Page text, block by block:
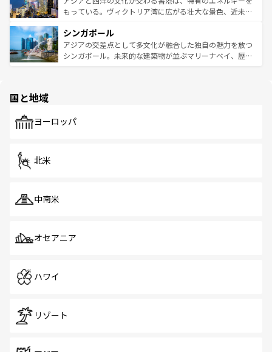
が旅行者を迎えてくれるので、きっと忘れられない旅にな
参照してほしい。
いビーチでリゾート気分を楽しむことができる。タイ料理
激する。気候は一年中温暖で、どの季節にも異なる楽しみ
が待っている。親しみやすいタイの人々、仏教を中心とし
た文化、そして多様な観光資源が、訪れる旅人を魅了し続
もっている。ヴィクトリア湾に広がる壮大な景色、近未来
み、どこを訪れても感動するはず。観光スポットが密集し
ており、効率よく見どころを回れるのも魅力。息をのむよ
うな絶景から文化的な体験まで、香港を存分に楽しみ尽く
シンガポール
アジアの交差点として多文化が融合した独自の魅力を放つ
シンガポール。未来的な建築物が並ぶマリーナベイ、歴史
で、ホーカーズは地元の風情を楽しめる外せないスポット
国と地域
ヨーロッパ
北米
中南米
オセアニア
ハワイ
リゾート